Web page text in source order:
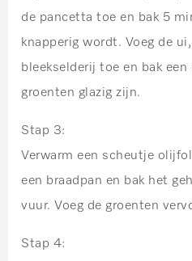
de pancetta toe en bak 5
knapperig wordt. Voeg de
bleekselderij toe en bak
groenten glazig zijn.
Stap 3:
Verwarm een scheutje
een braadpan en bak het
vuur. Voeg de groenten
Stap 4: